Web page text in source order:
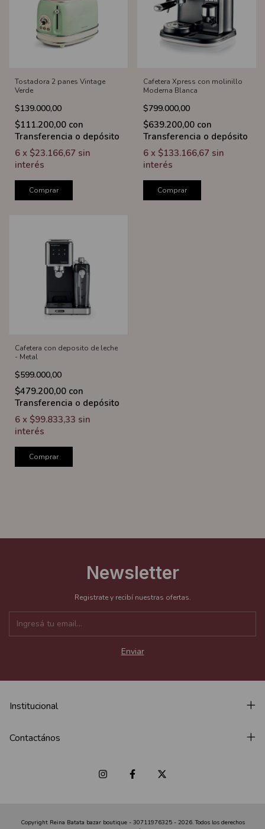
Tostadora 2 panes Vintage
Verde
$139.000,00
$111.200,00 con
Transferencia o depósito
6 x $23.166,67 sin
interés
Comprar
Cafetera Xpress con molinillo
Moderna Blanca
$799.000,00
$639.200,00 con
Transferencia o depósito
6 x $133.166,67 sin
interés
Comprar
Cafetera con deposito de leche
- Metal
$599.000,00
$479.200,00 con
Transferencia o depósito
6 x $99.833,33 sin
interés
Comprar
Newsletter
Registrate y recibí nuestras ofertas.
Institucional
Contactános
Copyright Reina Batata bazar boutique - 30711976325 - 2026. Todos los derechos